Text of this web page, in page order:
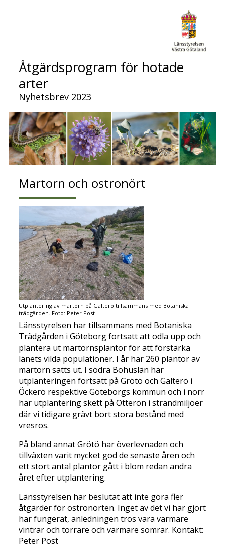
Åtgärdsprogram för hotade
arter
Nyhetsbrev 2023
Martorn och ostronört
Utplantering av martorn på Galterö tillsammans med Botaniska
trädgården. Foto: Peter Post
Länsstyrelsen har tillsammans med Botaniska
Trädgården i Göteborg fortsatt att odla upp och
plantera ut martornsplantor för att förstärka
länets vilda populationer. I år har 260 plantor av
martorn satts ut. I södra Bohuslän har
utplanteringen fortsatt på Grötö och Galterö i
Öckerö respektive Göteborgs kommun och i norr
har utplantering skett på Otterön i strandmiljöer
där vi tidigare grävt bort stora bestånd med
vresros.
På bland annat Grötö har överlevnaden och
tillväxten varit mycket god de senaste åren och
ett stort antal plantor gått i blom redan andra
året efter utplantering.
Länsstyrelsen har beslutat att inte göra fler
åtgärder för ostronörten. Inget av det vi har gjort
har fungerat, anledningen tros vara varmare
vintrar och torrare och varmare somrar. Kontakt:
Peter Post